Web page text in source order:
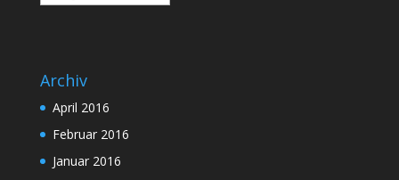
Archiv
April 2016
Februar 2016
Januar 2016